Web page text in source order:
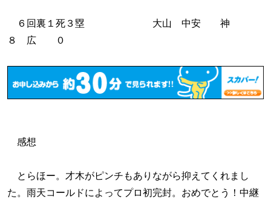
６回裏１死３塁 大山 中安 神
８ 広 ０
感想
とらほー。才木がピンチもありながら抑えてくれまし
た。雨天コールドによってプロ初完封。おめでとう！中継